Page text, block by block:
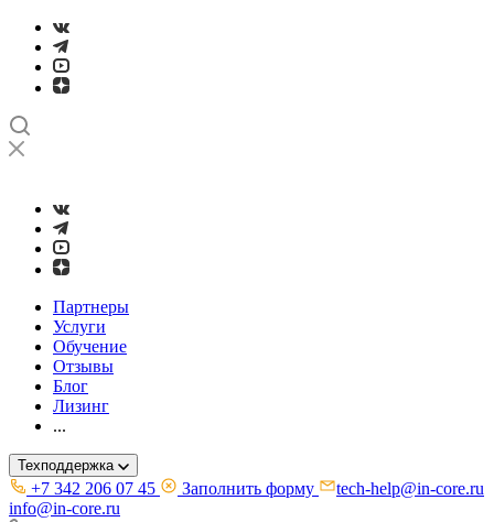
Партнеры
Услуги
Обучение
Отзывы
Блог
Лизинг
...
Техподдержка
+7 342 206 07 45 Заполнить форму
tech-help@in-core.ru
info@in-core.ru